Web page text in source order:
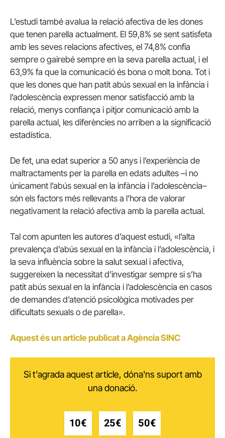
L’estudi també avalua la relació afectiva de les dones
que tenen parella actualment. El 59,8% se sent satisfeta
amb les seves relacions afectives, el 74,8% confia
sempre o gairebé sempre en la seva parella actual, i el
63,9% fa que la comunicació és bona o molt bona. Tot i
que les dones que han patit abús sexual en la infància i
l’adolescència expressen menor satisfacció amb la
relació, menys confiança i pitjor comunicació amb la
parella actual, les diferències no arriben a la significació
estadística.
De fet, una edat superior a 50 anys i l’experiència de
maltractaments per la parella en edats adultes –i no
únicament l’abús sexual en la infància i l’adolescència–
són els factors més rellevants a l’hora de valorar
negativament la relació afectiva amb la parella actual.
Tal com apunten les autores d’aquest estudi, «l’alta
prevalença d’abús sexual en la infància i l’adolescència, i
la seva influència sobre la salut sexual i afectiva,
suggereixen la necessitat d’investigar sempre si s’ha
patit abús sexual en la infància i l’adolescència en casos
de demandes d’atenció psicològica motivades per
dificultats sexuals o de parella».
Aquest és un article publicat a Agència SINC
Si t'agrada aquest article, dóna'ns suport amb
una donació.
10€ 25€ 50€